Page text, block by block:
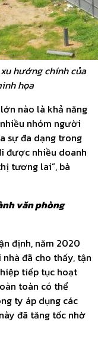
hướng chính của
họa
nào là khả năng
nhóm người
sự đa dạng trong
được nhiều doanh
tương lai”, bà
văn phòng
định, năm 2020
đã cho thấy, tận
tiếp tục hoạt
toàn có thể
ty áp dụng các
đã tăng tốc nhờ